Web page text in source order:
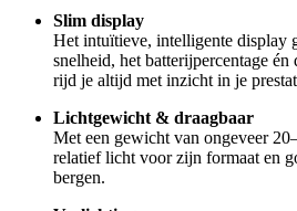
Slim display
Het intuïtieve, intelligente display
snelheid, het batterijpercentage
rijd je altijd met inzicht in je
Lichtgewicht & draagbaar
Met een gewicht van ongeveer
relatief licht voor zijn formaat en
bergen.